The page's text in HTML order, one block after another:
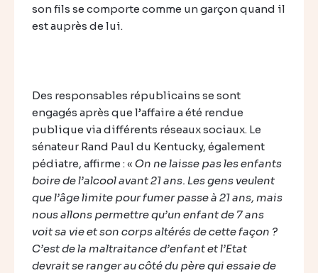
son fils se comporte comme un garçon quand il
est auprès de lui.
Des responsables républicains se sont
engagés après que l’affaire a été rendue
publique via différents réseaux sociaux. Le
sénateur Rand Paul du Kentucky, également
pédiatre, affirme : « On ne laisse pas les enfants
boire de l’alcool avant 21 ans. Les gens veulent
que l’âge limite pour fumer passe à 21 ans, mais
nous allons permettre qu’un enfant de 7 ans
voit sa vie et son corps altérés de cette façon ?
C’est de la maltraitance d’enfant et l’Etat
devrait se ranger au côté du père qui essaie de